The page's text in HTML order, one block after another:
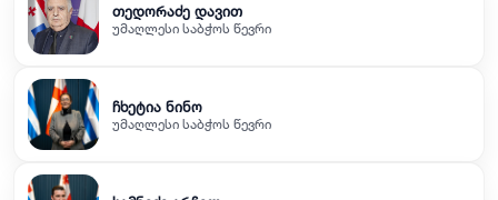
თედორაძე დავით
უმაღლესი საბჭოს წევრი
ჩხეტია ნინო
უმაღლესი საბჭოს წევრი